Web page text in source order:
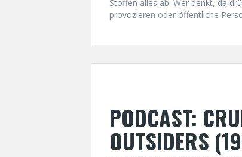
Stoffen alles ab. Wer denkt, da
provozieren oder öffentliche
PODCAST:
OUTSIDERS